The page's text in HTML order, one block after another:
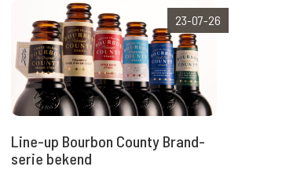
23-07-26
Line-up Bourbon County Brand-
serie bekend